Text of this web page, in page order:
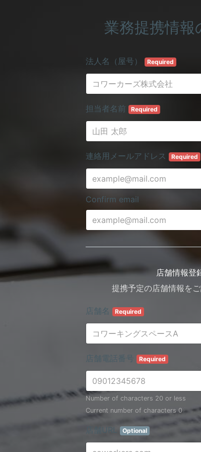
業務提携情報
法人名（屋号） Required
担当者名前 Required
連絡用メールアドレス Required
Confirm email
店舗情報登
提携予定の店舗情報を
店舗名 Required
店舗電話番号 Required
Number of characters 20 or less
Current number of characters0
店舗URL Optional